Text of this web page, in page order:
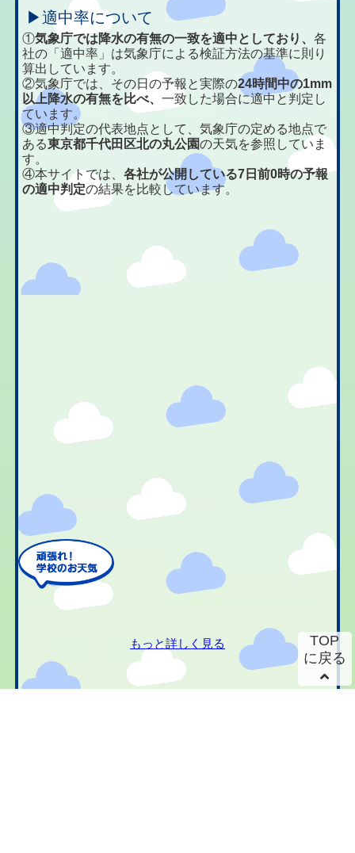
▶適中率について
①気象庁では降水の有無の一致を適中としており、各
社の「適中率」は気象庁による検証方法の基準に則り
算出しています。
②気象庁では、その日の予報と実際の24時間中の1mm
以上降水の有無を比べ、一致した場合に適中と判定し
ています。
③適中判定の代表地点として、気象庁の定める地点で
ある東京都千代田区北の丸公園の天気を参照していま
す。
④本サイトでは、各社が公開している7日前0時の予報
の適中判定の結果を比較しています。
もっと詳しく見る
TOP
に戻る